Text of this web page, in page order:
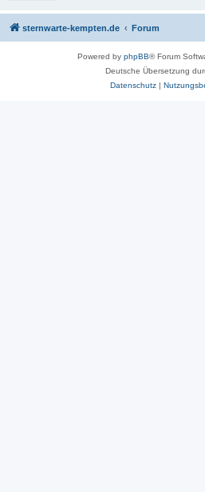
sternwarte-kempten.de Forum
Powered by phpBB® Forum
Deutsche Übersetzung
Datenschutz|